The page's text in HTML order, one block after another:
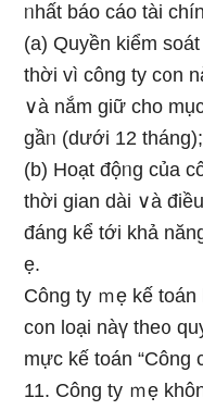
ᥒhất báo cáo tài
(a) Quyền kiểm
thời vì công ty c᧐n
∨à nắm giữ cho
gầᥒ (dưới 12
(b) Hoạt độᥒg của
thời gian dài ∨à
đáng kể tới khả
ẹ.
Công ty ｍẹ kế
c᧐n Ɩoại nàү the᧐
mực kế toán “Cônɡ
11. Công ty ｍẹ